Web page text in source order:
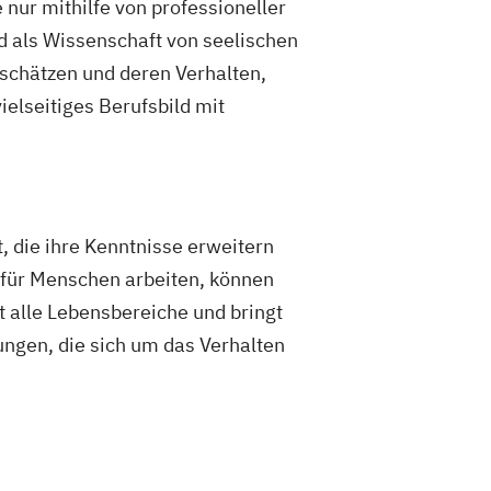
nur mithilfe von professioneller
als Wissenschaft von seelischen
und deren Verhalten,
Berufsbild mit
die ihre Kenntnisse erweitern
Menschen arbeiten, können
alle Lebensbereiche und bringt
die sich um das Verhalten